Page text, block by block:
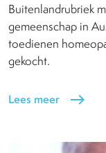
Buitenlandrubriek
gemeenschap in
toedienen
gekocht.
Lees meer east